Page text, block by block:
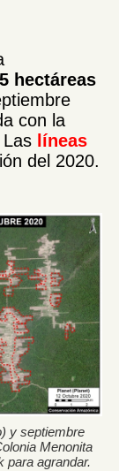
hectáreas
con la
líneas
del 2020.
y septiembre
Menonita
para agrandar.